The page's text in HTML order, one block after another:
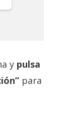
y pulsa
para